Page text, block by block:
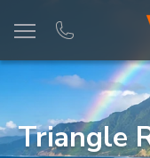
Triangle
Информация